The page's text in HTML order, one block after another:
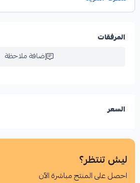
المرفقات
إضافة ملاحظة
السعر
ليش تنتظر؟
احصل على المنتج مباشرة الآن